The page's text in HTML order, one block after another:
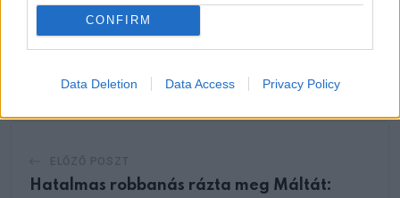
CONFIRM
Data Deletion Data Access Privacy Policy
Whatsapp
via
Email
Hatalmas robbanás rázta meg Máltát: